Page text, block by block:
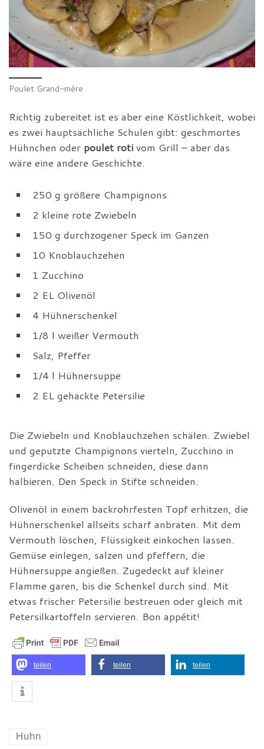
Poulet Grand-mère
Richtig zubereitet ist es aber eine Köstlichkeit, wobei
es zwei hauptsächliche Schulen gibt: geschmortes
Hühnchen oder poulet roti vom Grill – aber das
wäre eine andere Geschichte.
250 g größere Champignons
2 kleine rote Zwiebeln
150 g durchzogener Speck im Ganzen
10 Knoblauchzehen
1 Zucchino
2 EL Olivenöl
4 Hühnerschenkel
1/8 l weißer Vermouth
Salz, Pfeffer
1/4 l Hühnersuppe
2 EL gehackte Petersilie
Die Zwiebeln und Knoblauchzehen schälen. Zwiebel
und geputzte Champignons vierteln, Zucchino in
fingerdicke Scheiben schneiden, diese dann
halbieren. Den Speck in Stifte schneiden.
Olivenöl in einem backrohrfesten Topf erhitzen, die
Hühnerschenkel allseits scharf anbraten. Mit dem
Vermouth löschen, Flüssigkeit einkochen lassen.
Gemüse einlegen, salzen und pfeffern, die
Hühnersuppe angießen. Zugedeckt auf kleiner
Flamme garen, bis die Schenkel durch sind. Mit
etwas frischer Petersilie bestreuen oder gleich mit
Petersilkartoffeln servieren. Bon appétit!
teilen teilen teilen
Huhn